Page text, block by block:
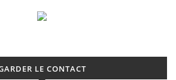
LE CONTACT